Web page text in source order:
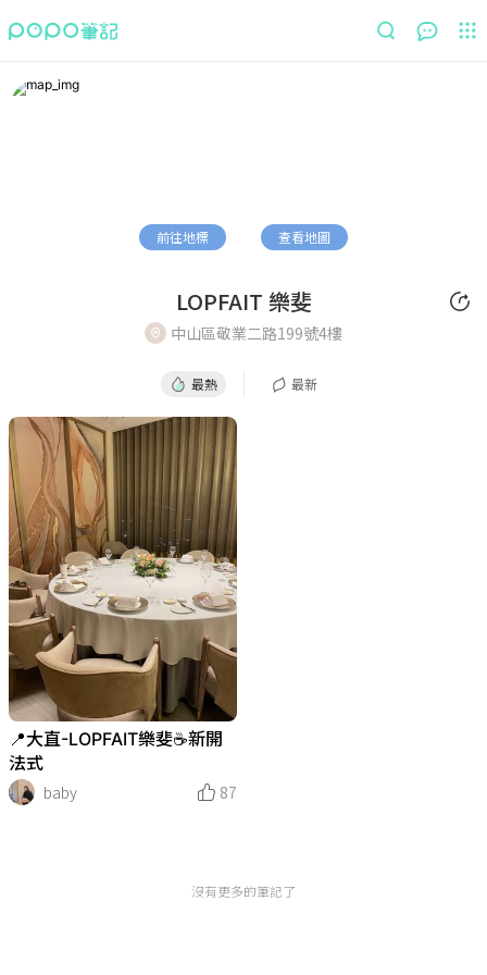
前往地標 查看地圖
LOPFAIT 樂斐
中山區敬業二路199號4樓
最熱 最新
📍大直-LOPFAIT樂斐☕️新開
法式
baby
87
沒有更多的筆記了